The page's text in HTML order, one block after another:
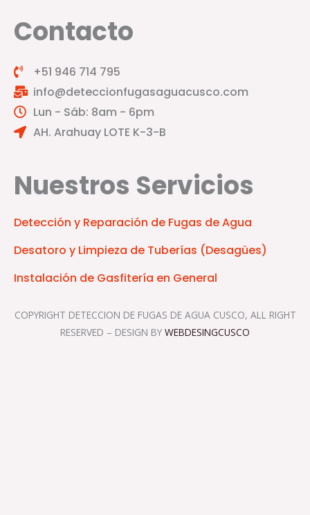
o
o
k
e
r
b
e
Contacto
+51 946 714 795
info@deteccionfugasaguacusco.com
Lun - Sáb: 8am - 6pm
AH. Arahuay LOTE K-3-B
Nuestros Servicios
Detección y Reparación de Fugas de Agua
Desatoro y Limpieza de Tuberías (Desagües)
Instalación de Gasfitería en General
COPYRIGHT DETECCION DE FUGAS DE AGUA CUSCO, ALL RIGHT
RESERVED – DESIGN BY WEBDESINGCUSCO